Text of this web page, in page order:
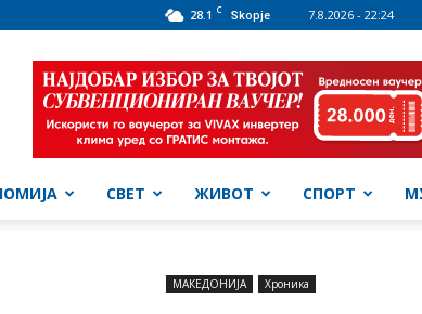
28.1 C Skopje 7.8.2026 - 22:24
СВЕТ ЖИВОТ СПОРТ
МАКЕДОНИЈА Хроника